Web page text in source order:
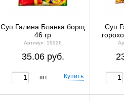
Суп Галина Бланка борщ
46 гр
Артикул: 19926
35.06 руб.
шт.
Суп